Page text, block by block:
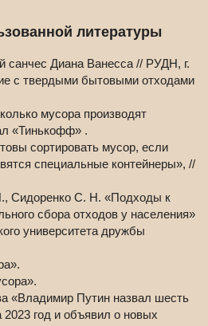
литературы
Диана Ванесса // РУДН, г.
с твердыми бытовыми отходами
мусора производят
«Тинькофф» .
сортировать мусор, если
специальные контейнеры», //
Сидоренко С. Н. «Подходы к
сбора отходов у населения»
университета дружбы
«Владимир Путин назвал шесть
год и объявил о новых